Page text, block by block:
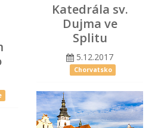
Katedrála sv.
Dujma ve
Splitu
5.12.2017
Chorvatsko